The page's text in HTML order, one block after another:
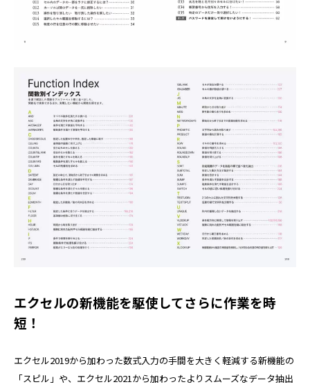
エクセルの新機能を駆使してさらに作業を時
短！
エクセル2019から加わった数式入力の手間を大きく軽減する新機能の
「スピル」や、エクセル2021から加わったよりスムーズなデータ抽出